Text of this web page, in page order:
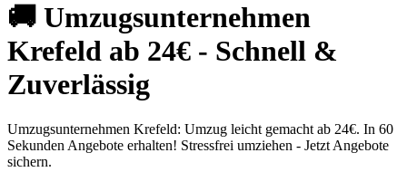
🚚 Umzugsunternehmen
Krefeld ab 24€ - Schnell &
Zuverlässig
Umzugsunternehmen Krefeld: Umzug leicht gemacht ab 24€. In 60
Sekunden Angebote erhalten! Stressfrei umziehen - Jetzt Angebote
sichern.